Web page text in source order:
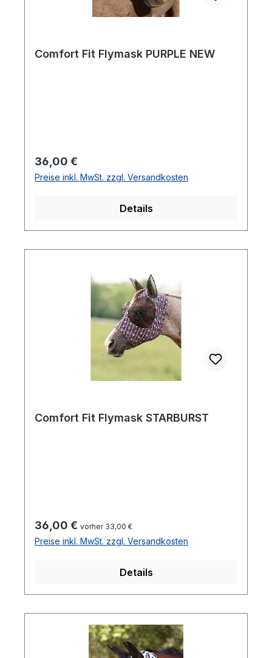
Comfort Fit Flymask PURPLE NEW
Regulärer Preis:
36,00 €
Preise inkl. MwSt. zzgl. Versandkosten
Details
Comfort Fit Flymask STARBURST
Regulärer Preis:
36,00 € vorher 33,00 €
Preise inkl. MwSt. zzgl. Versandkosten
Details